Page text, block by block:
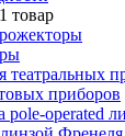
товар
театральных
приборов
operated